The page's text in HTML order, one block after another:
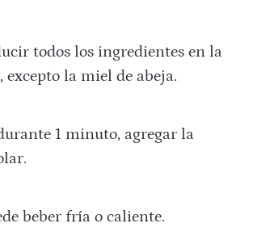
todos los ingredientes en la
excepto la miel de abeja.
1 minuto, agregar la
beber fría o caliente.